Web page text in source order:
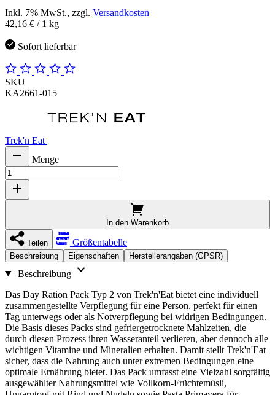
Inkl. 7% MwSt., zzgl. Versandkosten
42,16 € / 1 kg
Sofort lieferbar
SKU
KA2661-015
Trek'n Eat
Menge
In den Warenkorb
Teilen Größentabelle
Beschreibung Eigenschaften Herstellerangaben (GPSR)
Beschreibung
Das Day Ration Pack Typ 2 von Trek'n'Eat bietet eine individuell
zusammengestellte Verpflegung für eine Person, perfekt für einen
Tag unterwegs oder als Notverpflegung bei widrigen Bedingungen.
Die Basis dieses Packs sind gefriergetrocknete Mahlzeiten, die
durch diesen Prozess ihren Wasseranteil verlieren, aber dennoch alle
wichtigen Vitamine und Mineralien erhalten. Damit stellt Trek'n'Eat
sicher, dass die Nahrung auch unter extremen Bedingungen eine
optimale Ernährung bietet. Das Pack umfasst eine Vielzahl sorgfältig
ausgewählter Nahrungsmittel wie Vollkorn-Früchtemüsli,